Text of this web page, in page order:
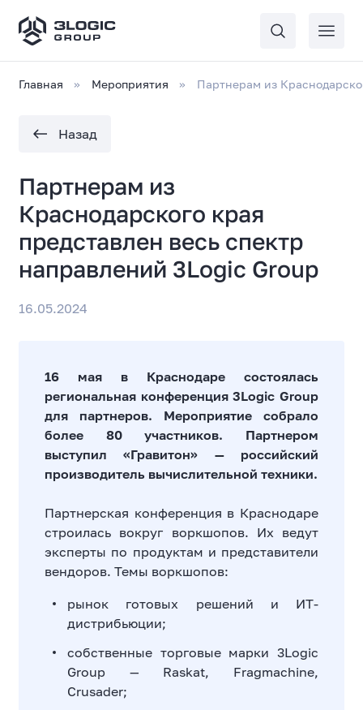
Главная Мероприятия Партнерам из
Назад
Партнерам из
Краснодарского края
представлен весь спектр
направлений 3Logic Group
16.05.2024
16 мая в Краснодаре состоялась
региональная конференция 3Logic Group
для партнеров. Мероприятие собрало
более 80 участников. Партнером
выступил «Гравитон» — российский
производитель вычислительной техники.
Партнерская конференция в Краснодаре
строилась вокруг воркшопов. Их ведут
эксперты по продуктам и представители
вендоров. Темы воркшопов:
рынок готовых решений и ИТ-
дистрибьюции;
собственные торговые марки 3Logic
Group — Raskat, Fragmachine,
Crusader;